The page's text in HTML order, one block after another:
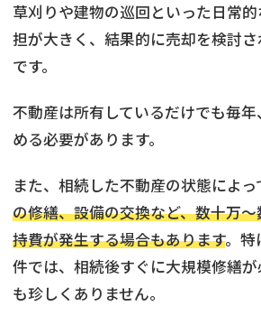
草刈りや建物の巡回といった日常
担が大きく、結果的に売却を検討
です。
不動産は所有しているだけでも毎
める必要があります。
また、相続した不動産の状態によっ
の修繕、設備の交換など、数十万
持費が発生する場合もあります。特
件では、相続後すぐに大規模修繕
も珍しくありません。